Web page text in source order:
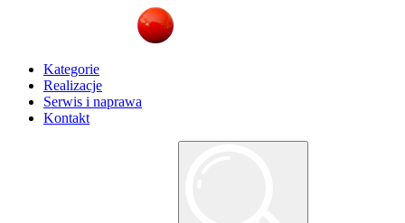
Kategorie
Realizacje
Serwis i naprawa
Kontakt